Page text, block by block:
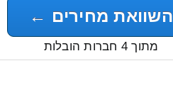
השוואת מחירים ←
מתוך 4 חברות הובלות